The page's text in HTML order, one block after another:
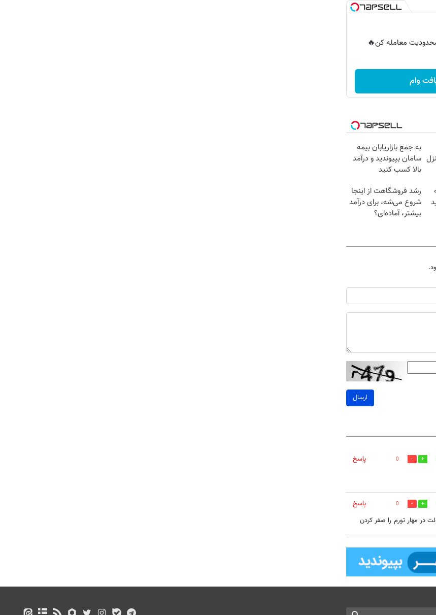
محدودیت معامله کن🔥
وام
به جمع بازاریابان بیمه
سامان بپیوندید و درآمد
بالا کسب کنید
رشد فروشگاهت از اینجا
شروع می‌شه، برای درآمد
بیشتر، آماده‌ای؟
ارسال
0
پاسخ
0
پاسخ
در مهار تورم را صفر کردن